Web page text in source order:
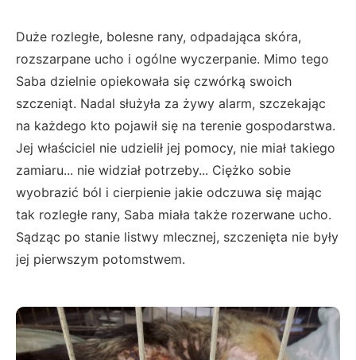
Duże rozległe, bolesne rany, odpadająca skóra,
rozszarpane ucho i ogólne wyczerpanie. Mimo tego
Saba dzielnie opiekowała się czwórką swoich
szczeniąt. Nadal służyła za żywy alarm, szczekając
na każdego kto pojawił się na terenie gospodarstwa.
Jej właściciel nie udzielił jej pomocy, nie miał takiego
zamiaru... nie widział potrzeby... Ciężko sobie
wyobrazić ból i cierpienie jakie odczuwa się mając
tak rozległe rany, Saba miała także rozerwane ucho.
Sądząc po stanie listwy mlecznej, szczenięta nie były
jej pierwszym potomstwem.